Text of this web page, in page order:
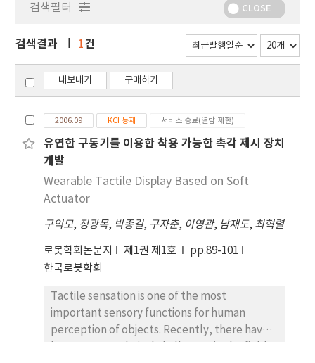
검색필터 CLOSE
검색결과 1건
내보내기 구매하기
2006.09 KCI 등재 서비스 종료(열람 제한)
유연한 구동기를 이용한 착용 가능한 촉각 제시 장치
개발
Wearable Tactile Display Based on Soft
Actuator
구익모, 정광목, 박종길, 구자춘, 이영관, 남재도, 최혁렬
로봇학회논문지 제1권 제1호
pp.89-101
한국로봇학회
Tactile sensation is one of the most
important sensory functions for human
perception of objects. Recently, there have